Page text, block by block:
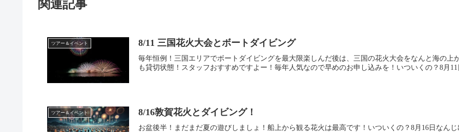
関連記事
ツアー＆イベント 8/11 三国花火大会とボートダイビング
毎年恒例！三国エリアでボートダイビングを最大限楽しんだ後は、三国の花火大会をなんと海の
も貸切状態！スタッフおすすめですよー！毎年人気なので早めのお申し込みを！いついくの？8月
ツアー＆イベント 8/16敦賀花火とダイビング！
お盆後半！まだまだ夏の遊びしましょ！船上から観る花火は最高です！いついくの？8月16日な